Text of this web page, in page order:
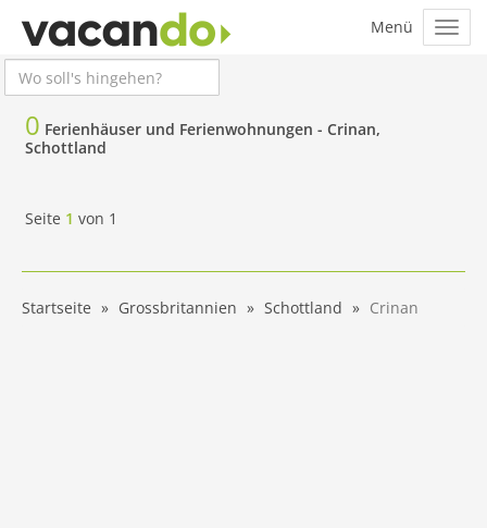
0 Ferienhäuser und Ferienwohnungen - Crinan,
Schottland
Seite 1 von 1
Startseite Grossbritannien Schottland Crinan